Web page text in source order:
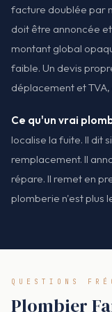
facture doublée par
doit être annoncée
montant global
faible. Un devis
déplacement et
Ce qu'un vrai
localise la fuite. Il dit
remplacement. Il
répare. Il remet en
plomberie n'est plus
QUESTIONS
Plombier